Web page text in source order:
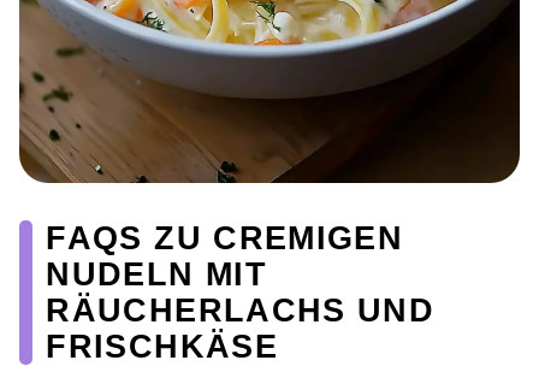
FAQS ZU CREMIGEN
NUDELN MIT
RÄUCHERLACHS UND
FRISCHKÄSE